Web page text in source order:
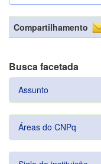
Compartilhamento
Busca facetada
Assunto
Áreas do CNPq